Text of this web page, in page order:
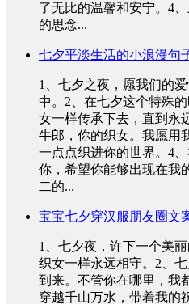
了无比的温馨和安宁。4
的思念...
七夕平淡生活的小浪漫句
1、七夕之夜，愿我们的
中。2、在七夕这个特殊
女一样传承下去，直到永
牛郎，你的织女。我愿用
一点点织进你的世界。4
你，希望你能够出现在我
二的...
宝宝七夕穿汉服朋友圈文
1、七夕夜，许下一个美
织女一样永远相守。2、
到来。不管你在哪里，我
穿越千山万水，带着我的